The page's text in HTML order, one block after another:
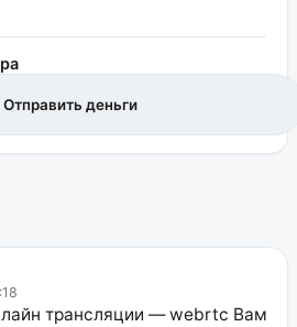
Отправить деньги
трансляции — webrtc Вам